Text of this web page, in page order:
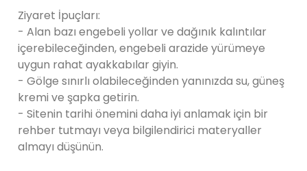
Ziyaret İpuçları:
- Alan bazı engebeli yollar ve dağınık kalıntılar
içerebileceğinden, engebeli arazide yürümeye
uygun rahat ayakkabılar giyin.
- Gölge sınırlı olabileceğinden yanınızda su, güneş
kremi ve şapka getirin.
- Sitenin tarihi önemini daha iyi anlamak için bir
rehber tutmayı veya bilgilendirici materyaller
almayı düşünün.